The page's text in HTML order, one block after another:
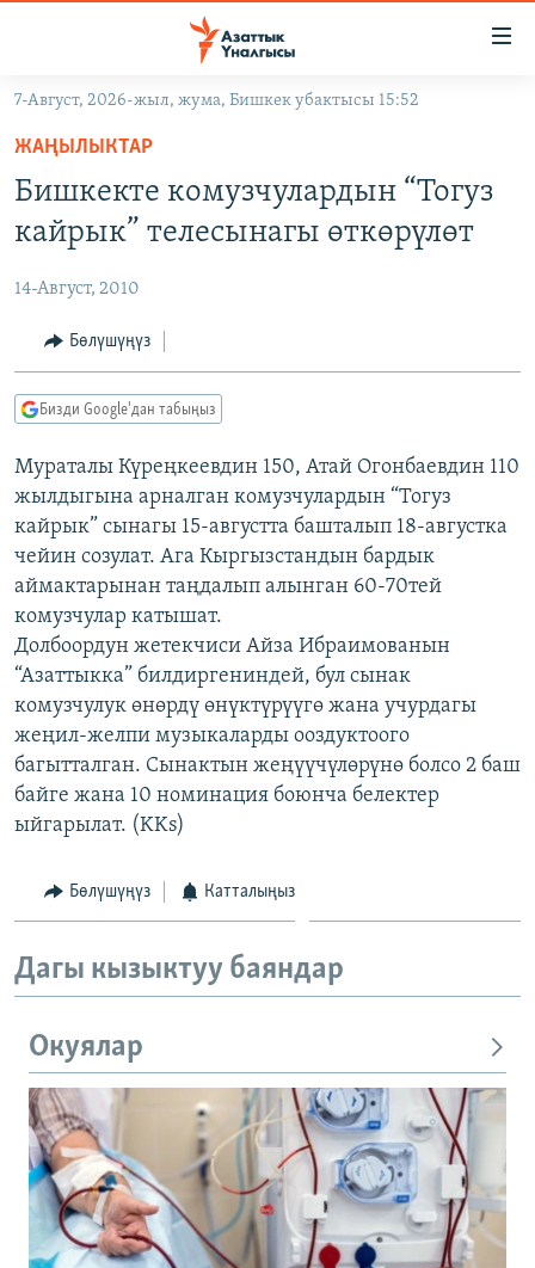
Навигацияга
өтүңүз
Издөөгө
салыңызКЫРГЫЗСТАН
ЭКОНОМИКА
МАДАНИЯТ
БОРБОР АЗИЯ
УКРАИНА
АТАЙЫН ИЛИКТӨӨ
ТВ ПРОГРАММАЛАР
ЭКСПЕРТТЕР ТАЛДАЙТ
БИЗ ЖАНА ДҮЙНӨ
ДАНИСТЕ
ЭЖЕ-СИҢДИЛЕР
АЗАТТЫК+
ЫҢГАЙСЫЗ СУРООЛОР
ӨЗГӨЧӨ ПИКИР
Русский
ОНЛАЙН ШЕРИНЕ
ЭЕ/АРнун бардык сайттары
7-Август, 2026-жыл, жума, Бишкек убактысы 15:52
ЖАҢЫЛЫКТАР
Бишкекте комузчулардын “Тогуз
кайрык” телесынагы өткөрүлөт
14-Август, 2010
Бөлүшүңүз
Бизди Google'дан табыңыз
Мураталы Күреңкеевдин 150, Атай Огонбаевдин 110
жылдыгына арналган комузчулардын “Тогуз
кайрык” сынагы 15-августта башталып 18-августка
чейин созулат. Ага Кыргызстандын бардык
аймактарынан таңдалып алынган 60-70тей
комузчулар катышат.
Долбоордун жетекчиси Айза Ибраимованын
“Азаттыкка” билдиргениндей, бул сынак
комузчулук өнөрдү өнүктүрүүгө жана учурдагы
жеңил-желпи музыкаларды ооздуктоого
багытталган. Сынактын жеңүүчүлөрүнө болсо 2 баш
байге жана 10 номинация боюнча белектер
ыйгарылат. (KKs)
Бөлүшүңүз Катталыңыз
Дагы кызыктуу баяндар
Окуялар